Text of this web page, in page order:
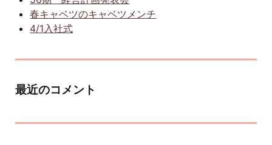
春キャベツのキャベツメンチ
4/1入社式
最近のコメント